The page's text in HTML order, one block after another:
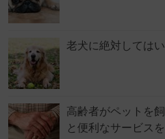
老犬に絶対しては
高齢者がペットを
と便利なサービス